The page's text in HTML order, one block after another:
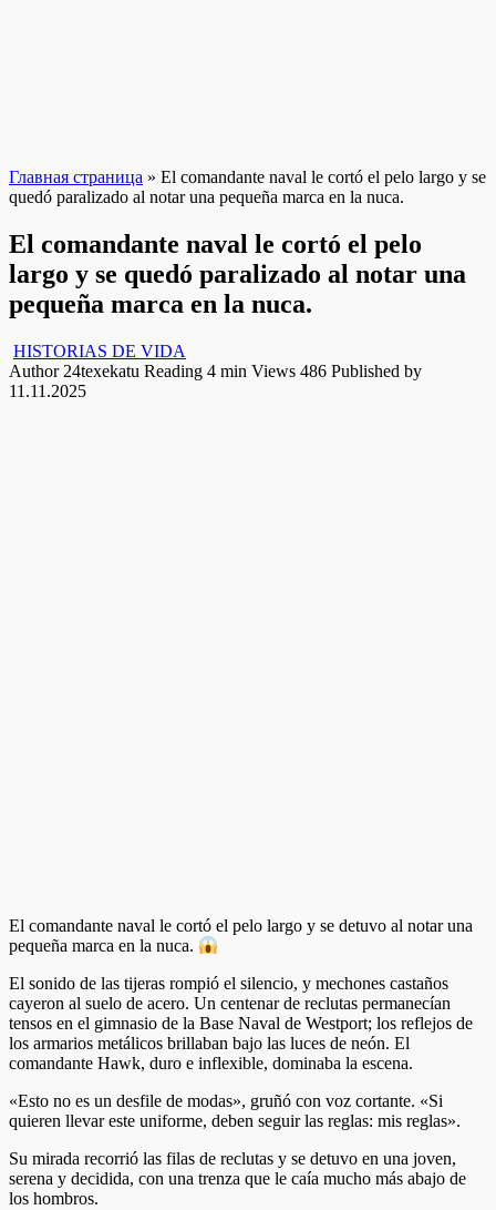
Главная страница » El comandante naval le cortó el pelo largo y se
quedó paralizado al notar una pequeña marca en la nuca.
El comandante naval le cortó el pelo
largo y se quedó paralizado al notar una
pequeña marca en la nuca.
HISTORIAS DE VIDA
Author 24texekatu Reading 4 min Views 486 Published by
11.11.2025
El comandante naval le cortó el pelo largo y se detuvo al notar una
pequeña marca en la nuca.
El sonido de las tijeras rompió el silencio, y mechones castaños
cayeron al suelo de acero. Un centenar de reclutas permanecían
tensos en el gimnasio de la Base Naval de Westport; los reflejos de
los armarios metálicos brillaban bajo las luces de neón. El
comandante Hawk, duro e inflexible, dominaba la escena.
«Esto no es un desfile de modas», gruñó con voz cortante. «Si
quieren llevar este uniforme, deben seguir las reglas: mis reglas».
Su mirada recorrió las filas de reclutas y se detuvo en una joven,
serena y decidida, con una trenza que le caía mucho más abajo de
los hombros.